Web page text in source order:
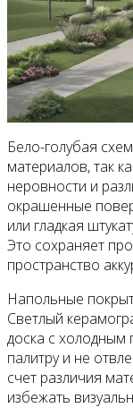
Бело-голубая
материалов, так
неровности и
окрашенные
или гладкая
Это сохраняет
пространство
Напольные
Светлый
доска с
палитру и не
счет различия
избежать